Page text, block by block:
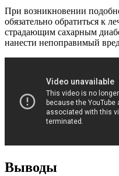
При возникновении
обязательно обратиться к
страдающим сахарным
нанести непоправимый
Выводы